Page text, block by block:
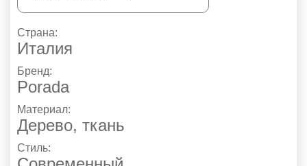
Страна:
Италия
Бренд:
Porada
Материал:
Дерево, ткань
Стиль: